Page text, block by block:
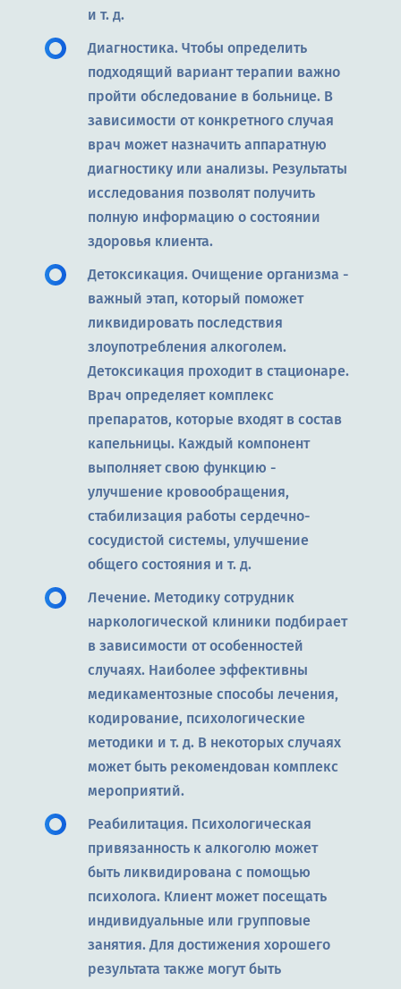
и т. д.
Диагностика. Чтобы определить
подходящий вариант терапии важно
пройти обследование в больнице. В
зависимости от конкретного случая
врач может назначить аппаратную
диагностику или анализы. Результаты
исследования позволят получить
полную информацию о состоянии
здоровья клиента.
Детоксикация. Очищение организма -
важный этап, который поможет
ликвидировать последствия
злоупотребления алкоголем.
Детоксикация проходит в стационаре.
Врач определяет комплекс
препаратов, которые входят в состав
капельницы. Каждый компонент
выполняет свою функцию -
улучшение кровообращения,
стабилизация работы сердечно-
сосудистой системы, улучшение
общего состояния и т. д.
Лечение. Методику сотрудник
наркологической клиники подбирает
в зависимости от особенностей
случаях. Наиболее эффективны
медикаментозные способы лечения,
кодирование, психологические
методики и т. д. В некоторых случаях
может быть рекомендован комплекс
мероприятий.
Реабилитация. Психологическая
привязанность к алкоголю может
быть ликвидирована с помощью
психолога. Клиент может посещать
индивидуальные или групповые
занятия. Для достижения хорошего
результата также могут быть